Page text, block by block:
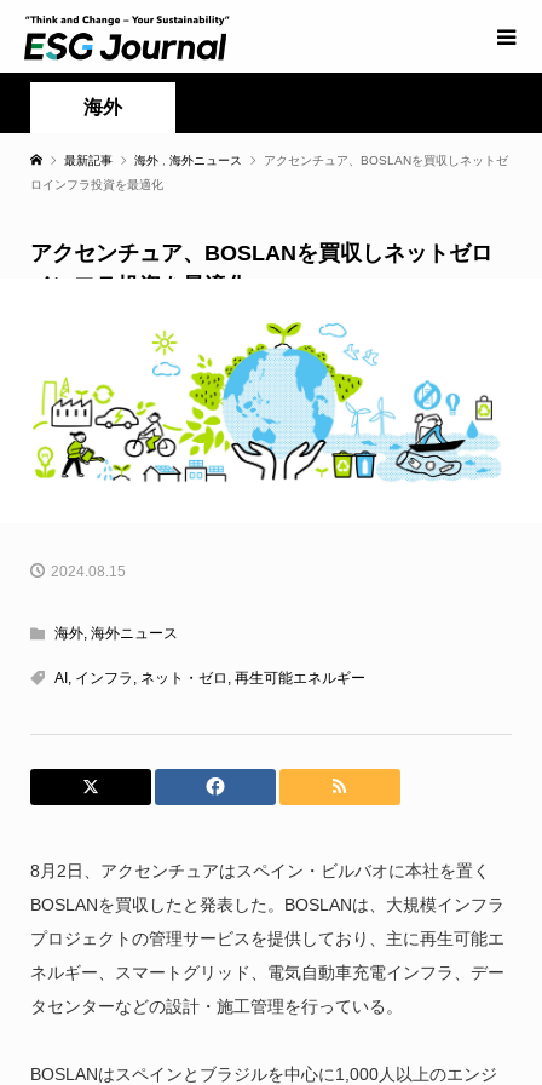
海外
最新記事 海外 海外ニュース
アクセンチュア、BOSLANを買収しネットゼ
ロインフラ投資を最適化
アクセンチュア、BOSLANを買収しネットゼロ
インフラ投資を最適化
2024.08.15
海外, 海外ニュース
AI, インフラ , ネット・ゼロ , 再生可能エネルギー
8月2日、アクセンチュアはスペイン・ビルバオに本社を置く
BOSLANを買収したと発表した。BOSLANは、大規模インフラ
プロジェクトの管理サービスを提供しており、主に再生可能エ
ネルギー、スマートグリッド、電気自動車充電インフラ、デー
タセンターなどの設計・施工管理を行っている。
BOSLANはスペインとブラジルを中心に1,000人以上のエンジ